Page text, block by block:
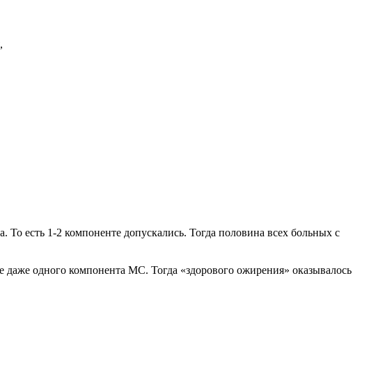
есть 1-2 компоненте допускались. Тогда половина всех больных с
даже одного компонента МС. Тогда «здорового ожирения» оказывалось